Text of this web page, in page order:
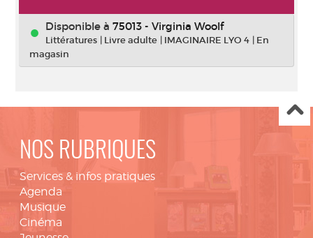
Disponible à 75013 - Virginia Woolf
Littératures | Livre adulte | IMAGINAIRE LYO 4 | En
magasin
NOS RUBRIQUES
Services & infos pratiques
Agenda
Musique
Cinéma